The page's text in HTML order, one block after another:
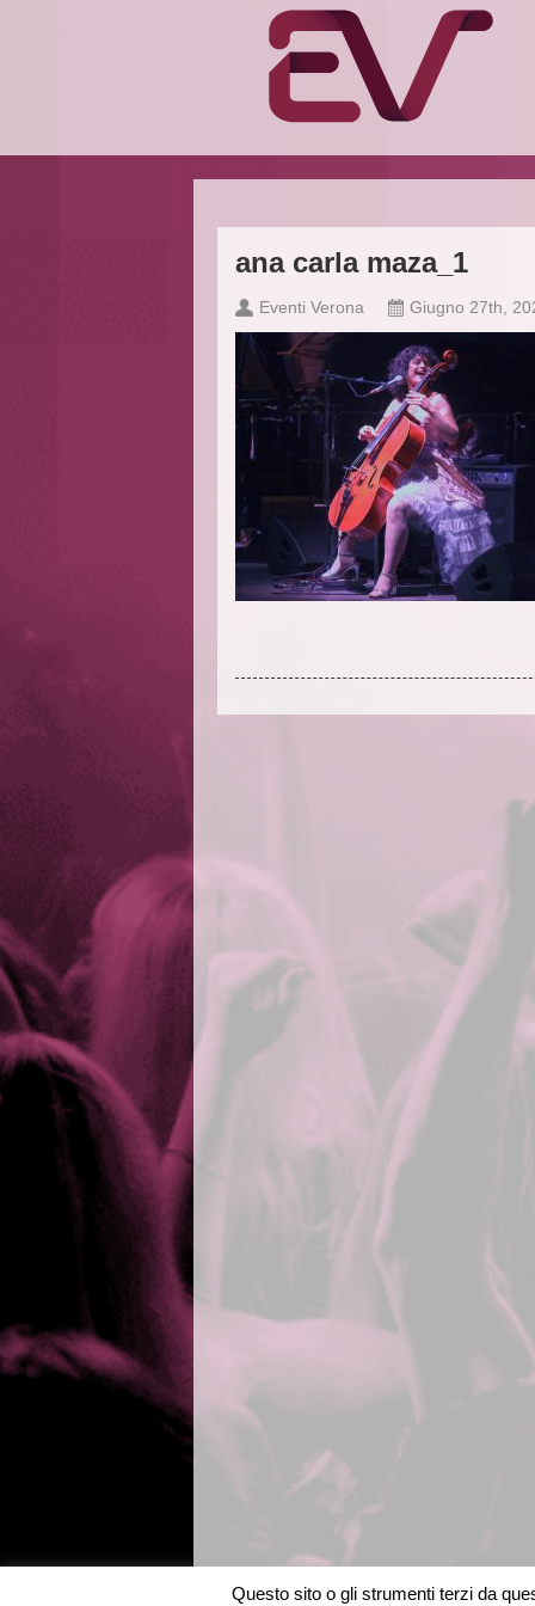
ana carla maza_1
Eventi Verona Giugno 27th,
Questo sito o gli strumenti terzi da